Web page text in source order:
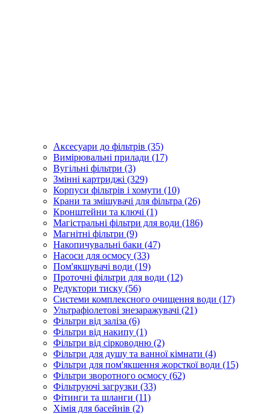
Аксесуари до фільтрів (35)
Вимірювальні прилади (17)
Вугільні фільтри (3)
Змінні картриджі (329)
Корпуси фільтрів і хомути (10)
Крани та змішувачі для фільтра (26)
Кронштейни та ключі (1)
Магістральні фільтри для води (186)
Магнітні фільтри (9)
Накопичувальні баки (47)
Насоси для осмосу (33)
Пом'якшувачі води (19)
Проточні фільтри для води (12)
Редуктори тиску (56)
Системи комплексного очищення води (17)
Ультрафіолетові знезаражувачі (21)
Фільтри від заліза (6)
Фільтри від накипу (1)
Фільтри від сірководню (2)
Фільтри для душу та ванної кімнати (4)
Фільтри для пом'якшення жорсткої води (15)
Фільтри зворотного осмосу (62)
Фільтруючі загрузки (33)
Фітинги та шланги (11)
Хімія для басейнів (2)